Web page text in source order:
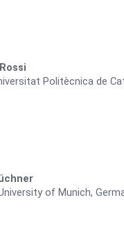
Politècnica de
of Munich,